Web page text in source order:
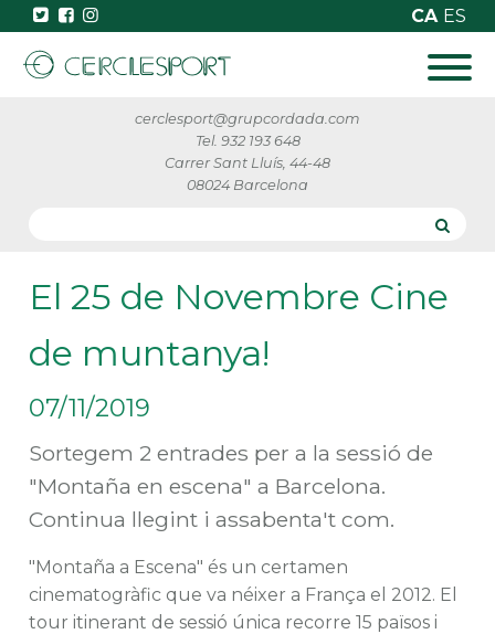
CA ES
cerclesport@grupcordada.com
Tel. 932 193 648
Carrer Sant Lluís, 44-48
08024 Barcelona
El 25 de Novembre Cine
de muntanya!
07/11/2019
Sortegem 2 entrades per a la sessió de
"Montaña en escena" a Barcelona.
Continua llegint i assabenta't com.
"Montaña a Escena" és un certamen
cinematogràfic que va néixer a França el 2012. El
tour itinerant de sessió única recorre 15 països i